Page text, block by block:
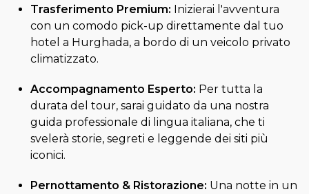
Trasferimento Premium: Inizierai l'avventura
con un comodo pick-up direttamente dal tuo
hotel a Hurghada, a bordo di un veicolo privato
climatizzato.
Accompagnamento Esperto: Per tutta la
durata del tour, sarai guidato da una nostra
guida professionale di lingua italiana, che ti
svelerà storie, segreti e leggende dei siti più
iconici.
Pernottamento & Ristorazione: Una notte in un